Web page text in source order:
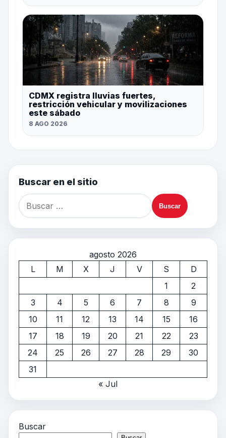
CDMX registra lluvias fuertes,
restricción vehicular y movilizaciones
este sábado
8 AGO 2026
Buscar en el sitio
agosto 2026
L
M X J V S
D
1
2
3
4 5 6 7 8
9
10
11 12 13 14 15
16
17
18 19 20 21 22
23
24
25 26 27 28 29
30
31
« Jul
Buscar